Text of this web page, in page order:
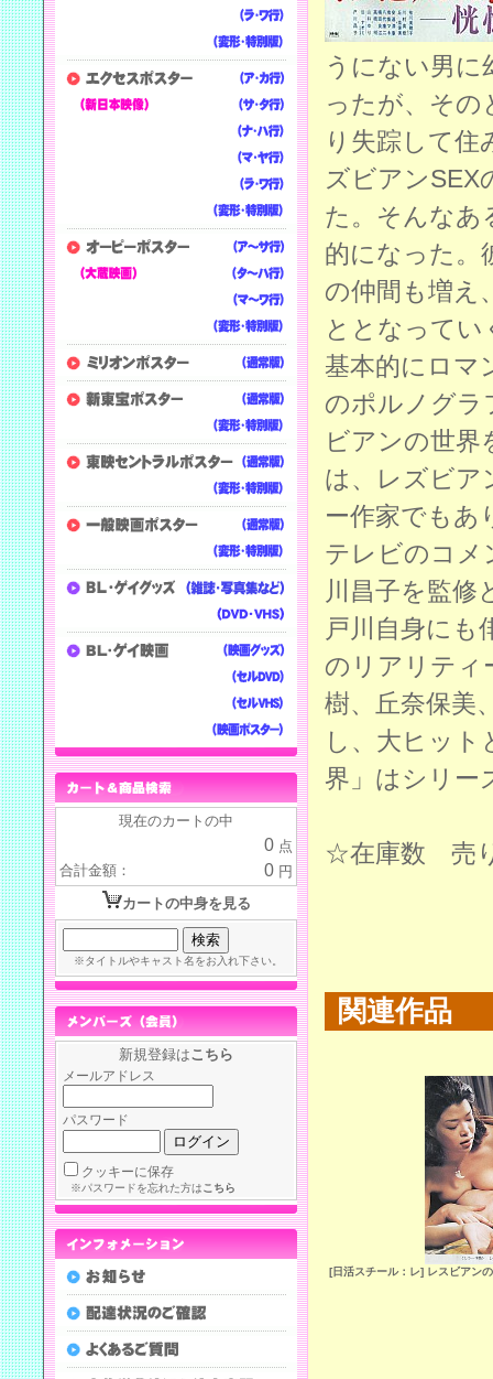
うにない男に
ったが、その
り失踪して住
ズビアンSEX
た。そんなあ
的になった。
の仲間も増え
ととなって
基本的にロマ
のポルノグラ
ビアンの世界
は、レズビア
ー作家でもあ
テレビのコメ
川昌子を監修
戸川自身にも
のリアリティ
樹、丘奈保美
し、大ヒッ
界」はシリー
☆在庫数 売
関連作品
[日活スチール：レ] レスビア
現在のカートの中
0 点
合計金額：
0 円
カートの中身を見る
※タイトルやキャスト名をお入れ下さい。
新規登録はこちら
メールアドレス
パスワード
クッキーに保存
※パスワードを忘れた方はこちら